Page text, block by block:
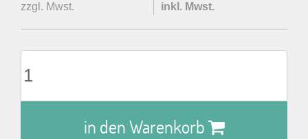
zzgl. Mwst. inkl. Mwst.
in den Warenkorb